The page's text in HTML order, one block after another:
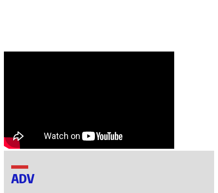
ADV